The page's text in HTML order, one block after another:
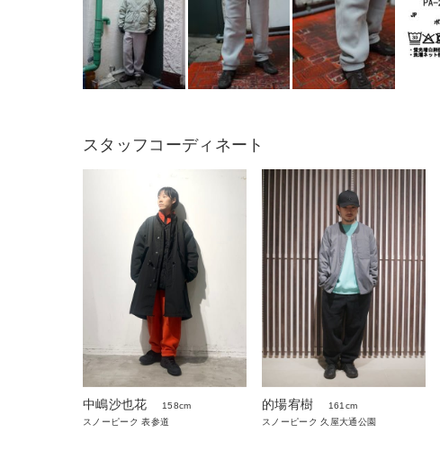
スタッフコーディネート
中嶋沙也花
158cm
スノーピーク 表参道
的場宥樹
161cm
スノーピーク 久屋大通公園